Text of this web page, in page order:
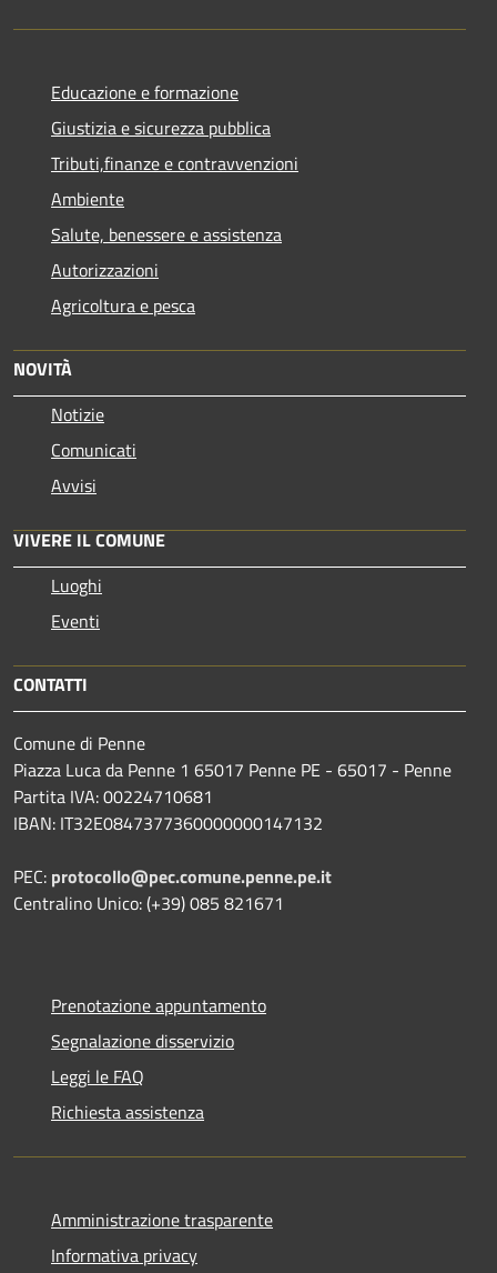
Educazione e formazione
Giustizia e sicurezza pubblica
Tributi,finanze e contravvenzioni
Ambiente
Salute, benessere e assistenza
Autorizzazioni
Agricoltura e pesca
NOVITÀ
Notizie
Comunicati
Avvisi
VIVERE IL COMUNE
Luoghi
Eventi
CONTATTI
Comune di Penne
Piazza Luca da Penne 1 65017 Penne PE - 65017 - Penne
Partita IVA: 00224710681
IBAN: IT32E0847377360000000147132
PEC: protocollo@pec.comune.penne.pe.it
Centralino Unico: (+39) 085 821671
Prenotazione appuntamento
Segnalazione disservizio
Leggi le FAQ
Richiesta assistenza
Amministrazione trasparente
Informativa privacy